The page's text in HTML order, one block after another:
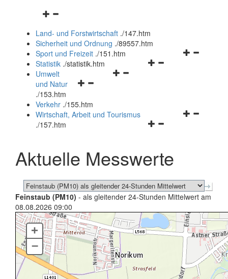
Navigationsmenü
und
schließen
Land- und Forstwirtschaft ./147.htm
Sicherheit und Ordnung ./89557.htm
Navigationsmenü
Sport und Freizeit ./151.htm
Navigationsmenü
Statistik ./statistik.htm
Navigationsmenü
und
schließen
Umwelt
und Natur
./153.htm
Verkehr ./155.htm
Navigationsmenü
schließen
Wirtschaft, Arbeit und Tourismus
./157.htm
Aktuelle Messwerte
Feinstaub (PM10) - als gleitender 24-Stunden Mittelwert am
08.08.2026 09:00
+
–